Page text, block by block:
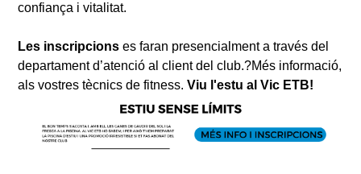
confiança i vitalitat.
Les inscripcions es faran presencialment a través del
departament d’atenció al client del club.?Més informació,
als vostres tècnics de fitness.Viu l'estu al Vic ETB!